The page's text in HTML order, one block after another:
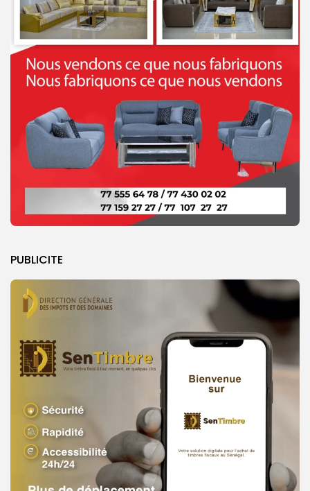
PUBLICITE